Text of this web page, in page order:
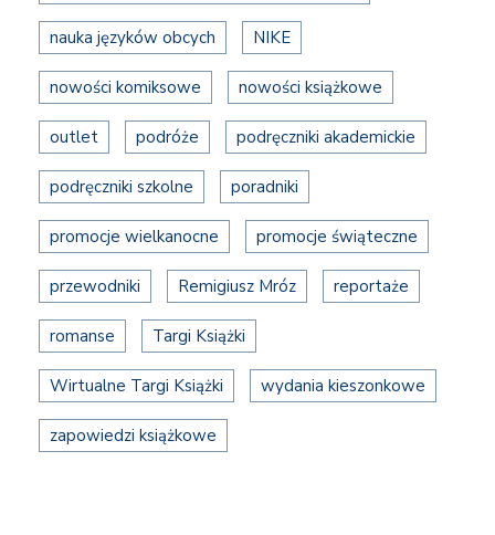
nauka języków obcych NIKE
nowości komiksowe nowości książkowe
outlet podróże podręczniki akademickie
podręczniki szkolne poradniki
promocje wielkanocne promocje świąteczne
przewodniki Remigiusz Mróz reportaże
romanse Targi Książki
Wirtualne Targi Książki wydania kieszonkowe
zapowiedzi książkowe